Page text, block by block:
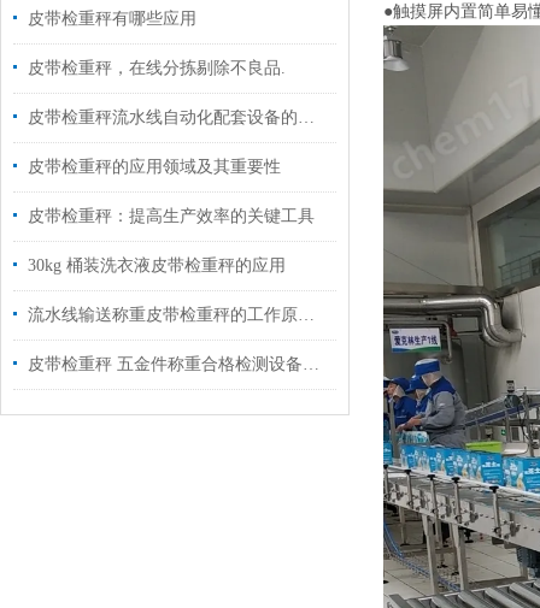
皮带检重秤有哪些应用
皮带检重秤，在线分拣剔除不良品.
皮带检重秤流水线自动化配套设备的应用
皮带检重秤的应用领域及其重要性
皮带检重秤：提高生产效率的关键工具
30kg 桶装洗衣液皮带检重秤的应用
流水线输送称重皮带检重秤的工作原理及应用
皮带检重秤 五金件称重合格检测设备如何选型？
●触摸屏内置简单易